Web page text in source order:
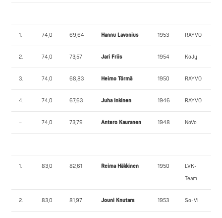
1. 74,0 69,64 Hannu Lavonius 1953 RAYVO
2. 74,0 73,57 Jari Friis 1954 KoJy
3. 74,0 68,83 Heimo Törmä 1950 RAYVO
4. 74,0 67,63 Juha Inkinen 1946 RAYVO
– 74,0 73,79 Antero Kauranen 1948 NoVo
1. 83,0 82,61 Reima Häkkinen 1950
LVK-
Team
2. 83,0 81,97 Jouni Knutars 1953 So-Vi